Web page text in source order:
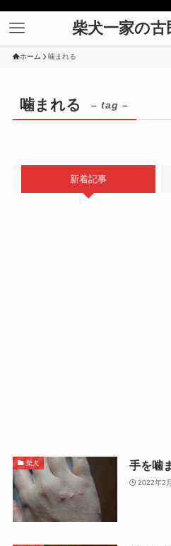
柴犬一家の古
ホーム 噛まれる
噛まれる – tag –
新着記事
柴犬 手を噛
2022年2